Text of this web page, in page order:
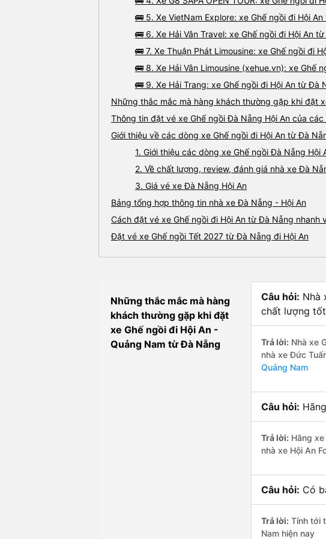
🚌 5. Xe VietNam Explore: xe Ghế ngồi đi Hội
🚌 6. Xe Hải Vân Travel: xe Ghế ngồi đi Hội An
🚌 7. Xe Thuận Phát Limousine: xe Ghế ngồi đi
🚌 8. Xe Hải Vân Limousine (xehue.vn): xe Ghế
🚌 9. Xe Hải Trang: xe Ghế ngồi đi Hội An từ Đà
Những thắc mắc mà hàng khách thường gặp khi đặt
Thông tin đặt vé xe Ghế ngồi Đà Nẵng Hội An của các
Giới thiệu về các dòng xe Ghế ngồi đi Hội An từ Đà
1. Giới thiệu các dòng xe Ghế ngồi Đà Nẵng Hội
2. Về chất lượng, review, đánh giá nhà xe Đà
3. Giá vé xe Đà Nẵng Hội An
Bảng tổng hợp thông tin nhà xe Đà Nẵng - Hội An
Cách đặt vé xe Ghế ngồi đi Hội An từ Đà Nẵng nhanh
Đặt vé xe Ghế ngồi Tết 2027 từ Đà Nẵng đi Hội An
Những thắc mắc mà hàng
khách thường gặp khi đặt
xe Ghế ngồi đi Hội An -
Quảng Nam từ Đà Nẵng
Câu hỏi: Nhà
chất lượng
Trả lời: Nhà xe
nhà xe Đức
Quảng Nam
Câu hỏi:
Trả lời: Hãng
nhà xe Hội An
Câu hỏi: Có
Trả lời: Tính tới
Nam hiện nay